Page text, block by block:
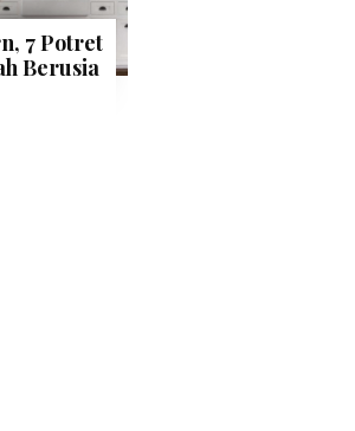
7 Potret
Berusia